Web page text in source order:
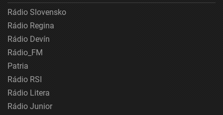
Rádio Slovensko
Rádio Regina
Rádio Devín
Rádio_FM
Patria
Rádio RSI
Rádio Litera
Rádio Junior